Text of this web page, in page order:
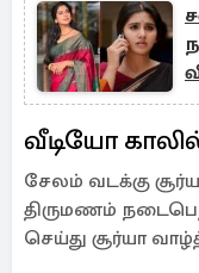
வீடியோ
சேலம் வடக்கு
திருமணம்
செய்து சூர்யா